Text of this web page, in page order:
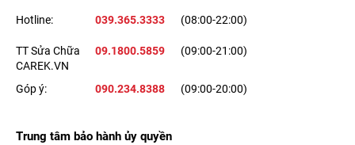
Hotline: 039.365.3333 (08:00-22:00)
TT Sửa Chữa
CAREK.VN
09.1800.5859 (09:00-21:00)
Góp ý: 090.234.8388 (09:00-20:00)
Trung tâm bảo hành ủy quyền